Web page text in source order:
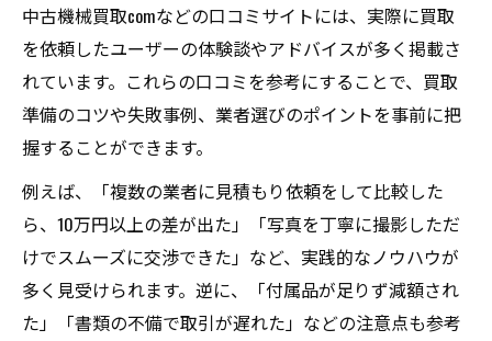
中古機械買取comなどの口コミサイトには、実際に買取
を依頼したユーザーの体験談やアドバイスが多く掲載さ
れています。これらの口コミを参考にすることで、買取
準備のコツや失敗事例、業者選びのポイントを事前に把
握することができます。
例えば、「複数の業者に見積もり依頼をして比較した
ら、10万円以上の差が出た」「写真を丁寧に撮影しただ
けでスムーズに交渉できた」など、実践的なノウハウが
多く見受けられます。逆に、「付属品が足りず減額され
た」「書類の不備で取引が遅れた」などの注意点も参考